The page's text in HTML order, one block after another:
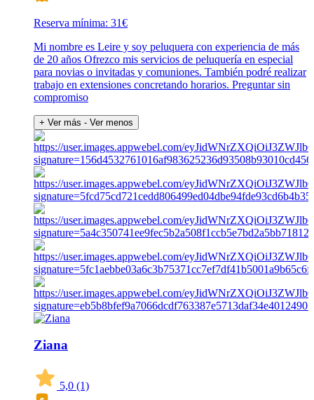
Reserva mínima: 31€
Mi nombre es Leire y soy peluquera con experiencia de más
de 20 años Ofrezco mis servicios de peluquería en especial
para novias o invitadas y comuniones. También podré realizar
trabajo en extensiones concretando horarios. Preguntar sin
compromiso
+ Ver más - Ver menos
Ziana
5,0 (1)